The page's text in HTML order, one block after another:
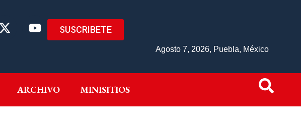
SUSCRIBETE
Agosto 7, 2026, Puebla, México
ARCHIVO MINISITIOS
ARCHIVO MINISITIOS